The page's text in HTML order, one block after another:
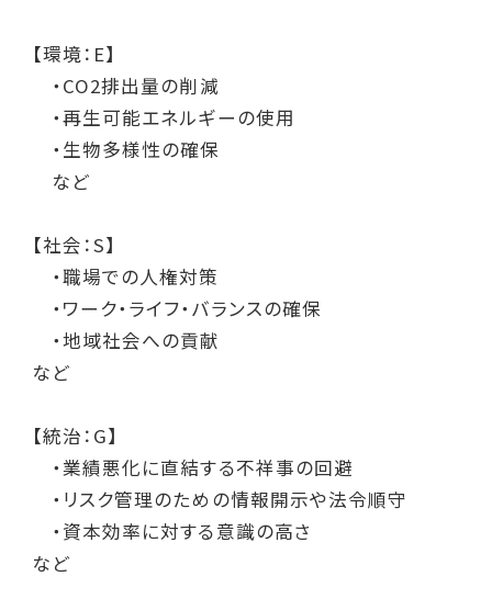
【環境：E】
・CO2排出量の削減
・再生可能エネルギーの使用
・生物多様性の確保
など
【社会：S】
・職場での人権対策
・ワーク・ライフ・バランスの確保
・地域社会への貢献
など
【統治：G】
・業績悪化に直結する不祥事の回避
・リスク管理のための情報開示や法令順守
・資本効率に対する意識の高さ
など